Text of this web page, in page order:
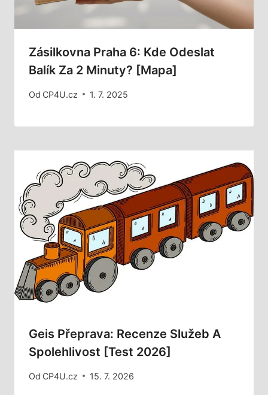
Zásilkovna Praha 6: Kde Odeslat
Balík Za 2 Minuty? [Mapa]
Od CP4U.cz 1. 7. 2025
Geis Přeprava: Recenze Služeb A
Spolehlivost [Test 2026]
Od CP4U.cz 15. 7. 2026